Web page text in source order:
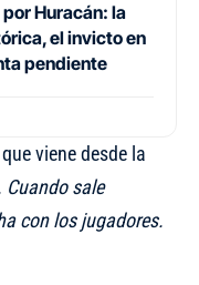
Huracán: la
el invicto en
pendiente
viene desde la
Cuando sale
con los jugadores.